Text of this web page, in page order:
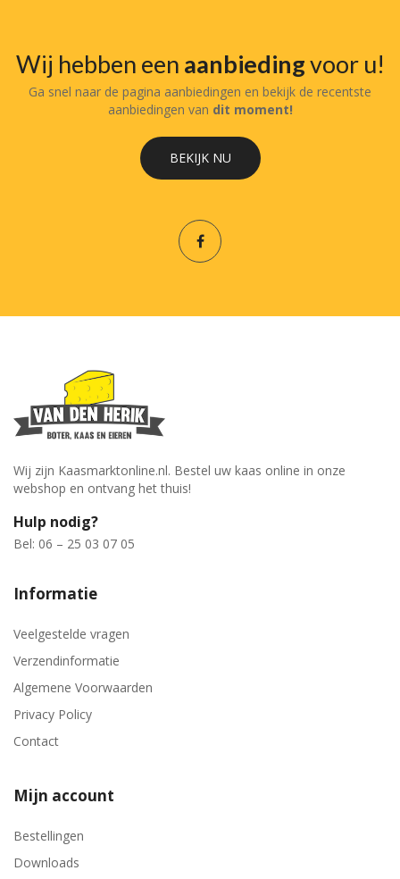
Wij hebben een aanbiedingvoor u!
Ga snel naar de pagina aanbiedingen en bekijk de recentste
aanbiedingen van dit moment!
BEKIJK NU
Wij zijn Kaasmarktonline.nl. Bestel uw kaas online in onze
webshop en ontvang het thuis!
Hulp nodig?
Bel: 06 – 25 03 07 05
Informatie
Veelgestelde vragen
Verzendinformatie
Algemene Voorwaarden
Privacy Policy
Contact
Mijn account
Bestellingen
Downloads